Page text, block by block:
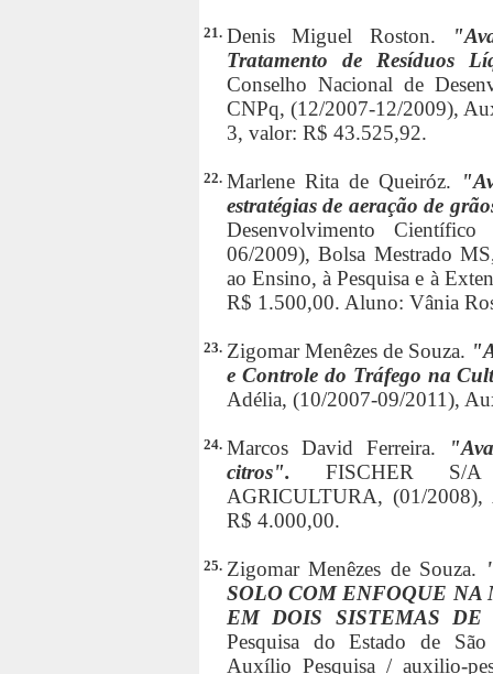
21. Denis Miguel Roston.
Tratamento de Resíduos
Conselho Nacional de
CNPq, (12/2007-12/2009),
3, valor: R$ 43.525,92.
22. Marlene Rita de Queiróz.
estratégias de aeração de
Desenvolvimento
06/2009), Bolsa Mestrado
ao Ensino, à Pesquisa e à
R$ 1.500,00. Aluno: Vânia
23. Zigomar Menêzes de Souza.
e Controle do Tráfego na
Adélia, (10/2007-09/2011),
24. Marcos David Ferreira.
citros". FISCHER S/
AGRICULTURA, (01/2008),
R$ 4.000,00.
25. Zigomar Menêzes de Souza.
SOLO COM ENFOQUE
EM DOIS SISTEMAS
Pesquisa do Estado de
Auxílio Pesquisa / auxilio-